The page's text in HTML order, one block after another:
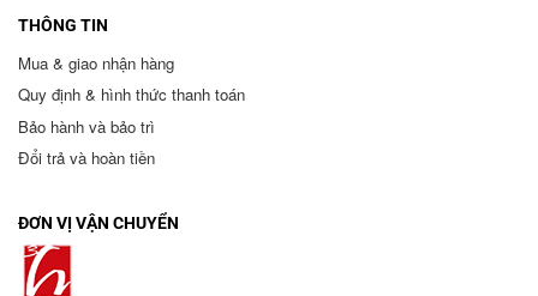
THÔNG TIN
Mua & giao nhận hàng
Quy định & hình thức thanh toán
Bảo hành và bảo trì
Đổi trả và hoàn tiền
ĐƠN VỊ VẬN CHUYỂN